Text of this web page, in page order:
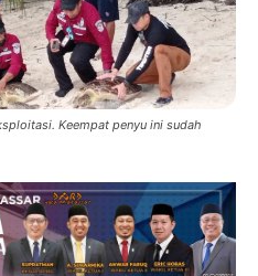
Keempat penyu ini sudah